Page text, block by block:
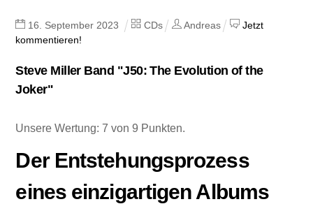
16 September 2023 CDs Andreas
Jetzt
kommentieren!
Steve Miller Band "J50: The Evolution of the
Joker"
Unsere Wertung: 7 von 9 Punkten.
Der Entstehungsprozess
eines einzigartigen Albums